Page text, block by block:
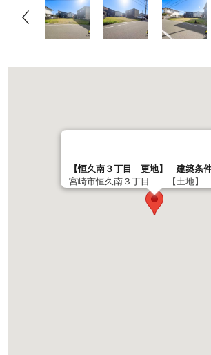
【恒久南３丁目 更地】 建築条
宮崎市恒久南３丁目 【土地】